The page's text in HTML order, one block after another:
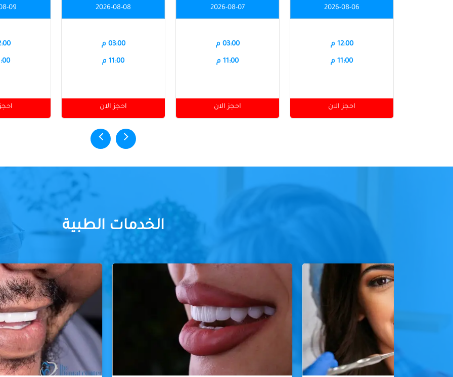
2026-08-06
12:00 م
11:00 م
احجز الان
2026-08-07
03:00 م
11:00 م
احجز الان
2026-08-08
03:00 م
11:00 م
احجز الان
09
الخدمات الطبية